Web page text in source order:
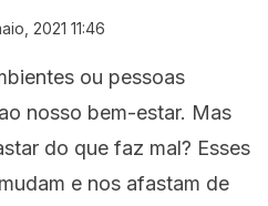
2021 11:46
ou pessoas
nosso bem-estar. Mas
do que faz mal? Esses
e nos afastam de